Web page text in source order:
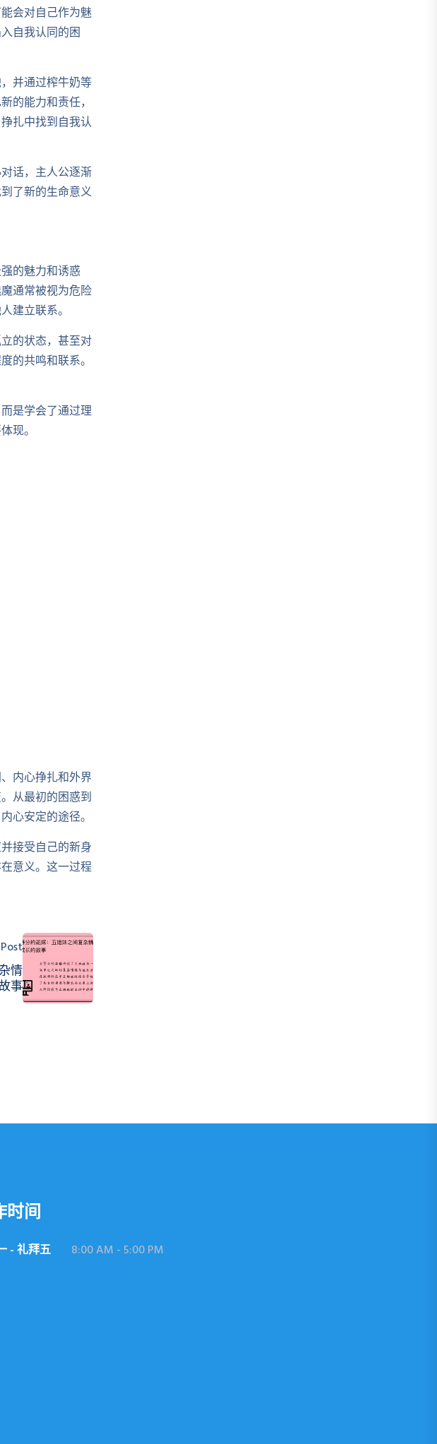
会对自己作为魅
自我认同的困
并通过榨牛奶等
的能力和责任，
扎中找到自我认
话，主人公逐渐
了新的生命意义
的魅力和诱惑
通常被视为危险
建立联系。
的状态，甚至对
的共鸣和联系。
是学会了通过理
现。
内心挣扎和外界
从最初的困惑到
心安定的途径。
接受自己的新身
意义。这一过程
情
事
时间
- 礼拜五 8:00 AM - 5:00 PM